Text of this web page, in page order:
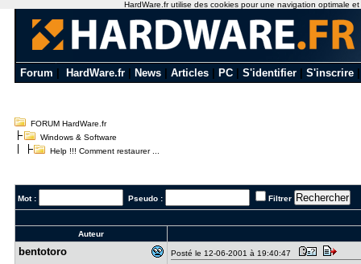
Forum HardWare.fr News Articles PC S'identifier S'inscrire
FORUM HardWare.fr
Windows & Software
Help !!! Comment restaurer ...
Mot : Pseudo : Filtrer
Auteur
bentotoro Posté le 12-06-2001 à 19:40:47
HardWare.fr utilise des cookies pour une navigation optimale